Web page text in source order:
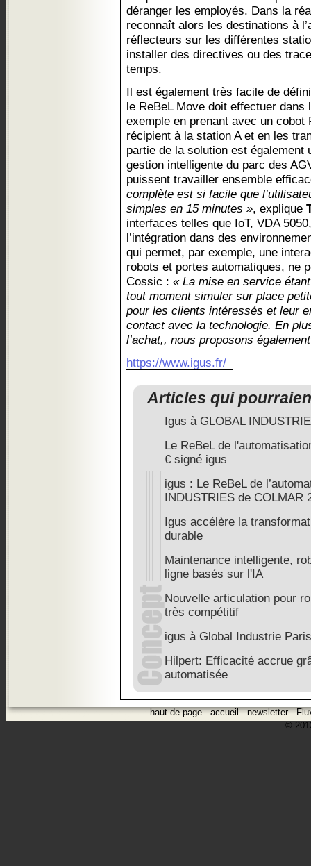
déranger les employés. Dans la
reconnaît alors les destinations à
réflecteurs sur les différentes
installer des directives ou des
temps.
Il est également très facile de
le ReBeL Move doit effectuer
exemple en prenant avec un cobot
récipient à la station A et en les
partie de la solution est également
gestion intelligente du parc des
puissent travailler ensemble
complète est si facile que
simples en 15 minutes », explique
interfaces telles que IoT, VDA
l’intégration dans des
qui permet, par exemple, une
robots et portes automatiques, ne
Cossic : « La mise en service
tout moment simuler sur place
pour les clients intéressés et leur
contact avec la technologie. En
l’achat,, nous proposons
https://www.igus.fr/
Articles qui
Igus à GLOBAL
Le ReBeL de
€ signé igus
igus : Le ReBeL de
INDUSTRIES de COLMAR
Igus accélère la
durable
Maintenance intelligente,
ligne basés sur l'IA
Nouvelle articulation pour
très compétitif
igus à Global Industrie
Hilpert: Efficacité accrue
automatisée
haut de page.accueil.newsletter.
©